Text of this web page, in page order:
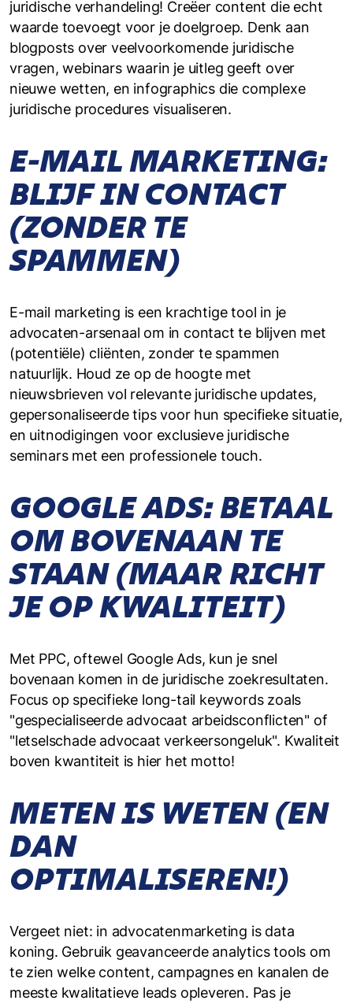
juridische verhandeling! Creëer content die echt
waarde toevoegt voor je doelgroep. Denk aan
blogposts over veelvoorkomende juridische
vragen, webinars waarin je uitleg geeft over
nieuwe wetten, en infographics die complexe
juridische procedures visualiseren.
E-MAIL MARKETING:
BLIJF IN CONTACT
(ZONDER TE
SPAMMEN)
E-mail marketing is een krachtige tool in je
advocaten-arsenaal om in contact te blijven met
(potentiële) cliënten, zonder te spammen
natuurlijk. Houd ze op de hoogte met
nieuwsbrieven vol relevante juridische updates,
gepersonaliseerde tips voor hun specifieke situatie,
en uitnodigingen voor exclusieve juridische
seminars met een professionele touch.
GOOGLE ADS: BETAAL
OM BOVENAAN TE
STAAN (MAAR RICHT
JE OP KWALITEIT)
Met PPC, oftewel Google Ads, kun je snel
bovenaan komen in de juridische zoekresultaten.
Focus op specifieke long-tail keywords zoals
"gespecialiseerde advocaat arbeidsconflicten" of
"letselschade advocaat verkeersongeluk". Kwaliteit
boven kwantiteit is hier het motto!
METEN IS WETEN (EN
DAN
OPTIMALISEREN!)
Vergeet niet: in advocatenmarketing is data
koning. Gebruik geavanceerde analytics tools om
te zien welke content, campagnes en kanalen de
meeste kwalitatieve leads opleveren. Pas je